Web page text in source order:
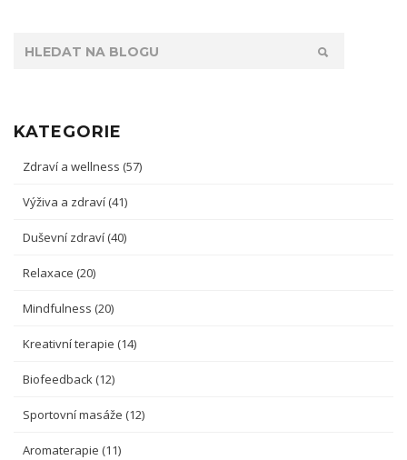
KATEGORIE
Zdraví a wellness (57)
Výživa a zdraví (41)
Duševní zdraví (40)
Relaxace (20)
Mindfulness (20)
Kreativní terapie (14)
Biofeedback (12)
Sportovní masáže (12)
Aromaterapie (11)